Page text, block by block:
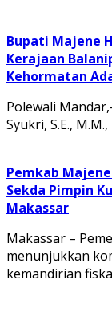
Bupati Majene
Kerajaan
Kehormatan
Polewali
Syukri, S.E.,
Pemkab
Sekda Pimpin
Makassar
Makassar –
menunjukkan
kemandirian